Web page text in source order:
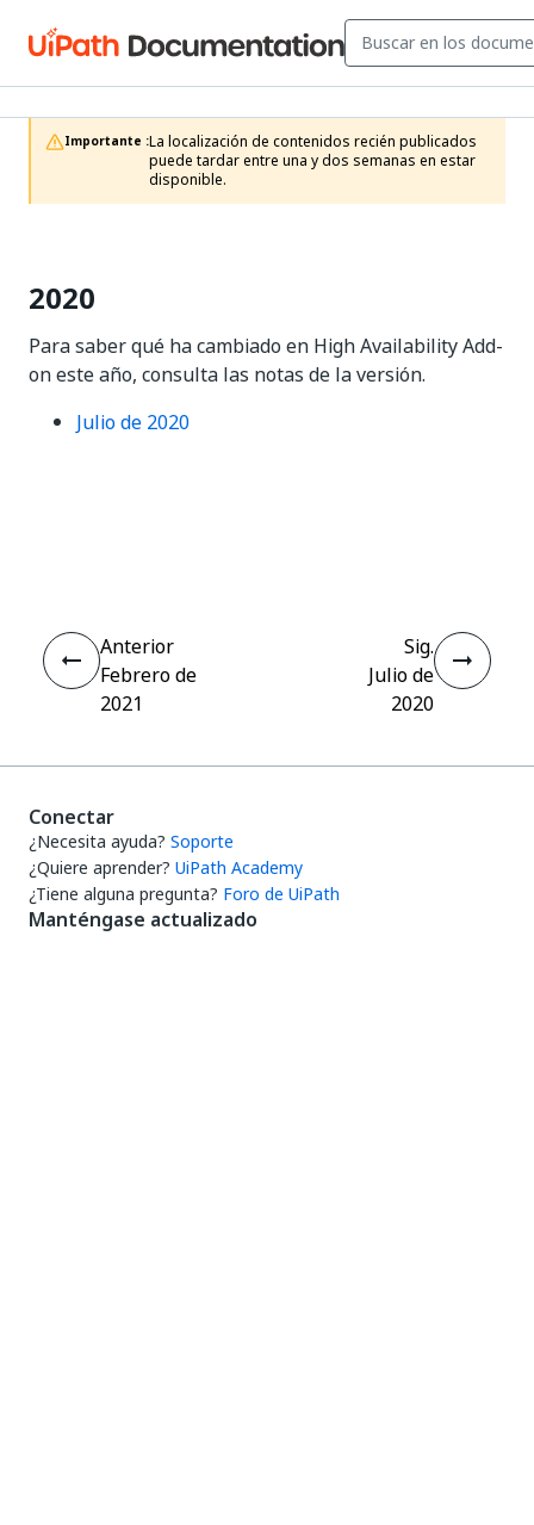
Importante :La localización de contenidos recién publicados
puede tardar entre una y dos semanas en estar
disponible.
2020
Para saber qué ha cambiado en High Availability Add-
on este año, consulta las notas de la versión.
Julio de 2020
Anterior
Febrero de
2021
Sig.
Julio de
2020
Conectar
¿Necesita ayuda? Soporte
¿Quiere aprender? UiPath Academy
¿Tiene alguna pregunta? Foro de UiPath
Manténgase actualizado